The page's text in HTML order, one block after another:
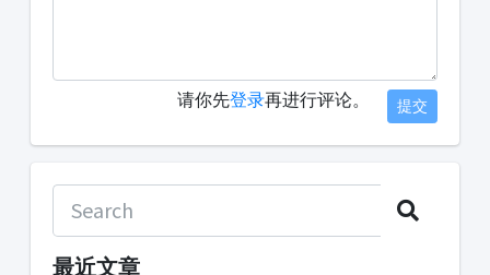
请你先登录再进行评论。 提交
最近文章